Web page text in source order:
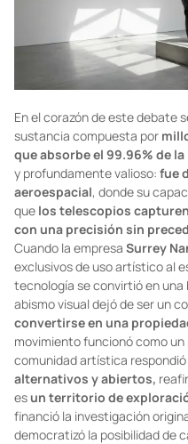
En el corazón de este debate
sustancia compuesta por
que absorbe el 99.96% de
y profundamente valioso: fue
aeroespacial, donde su
que los telescopios
con una precisión sin
Cuando la empresa Surrey
exclusivos de uso artístico al
tecnología se convirtió en
abismo visual dejó de ser un
convertirse en una
movimiento funcionó como
comunidad artística respondió
alternativos y abiertos,
esun territorio de
financió la investigación
democratizó la posibilidad de